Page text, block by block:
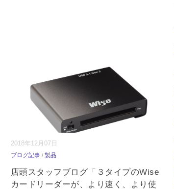
2018年12月07日
ブログ記事/ 製品
店頭スタッフブログ「３タイプのWise
カードリーダーが、より速く、より使